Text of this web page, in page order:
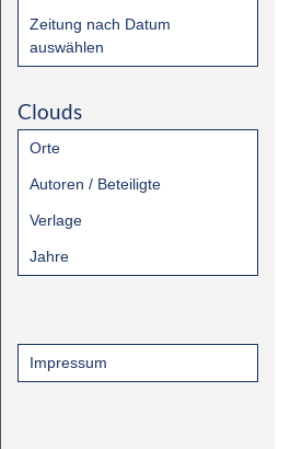
Zeitung nach Datum
auswählen
Clouds
Orte
Autoren / Beteiligte
Verlage
Jahre
Impressum